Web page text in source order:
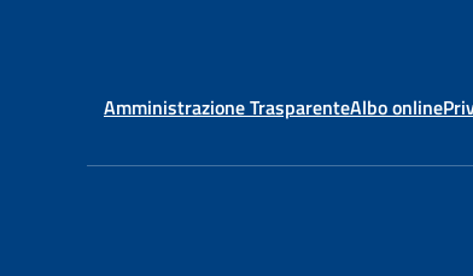
Amministrazione TrasparenteAlbo online